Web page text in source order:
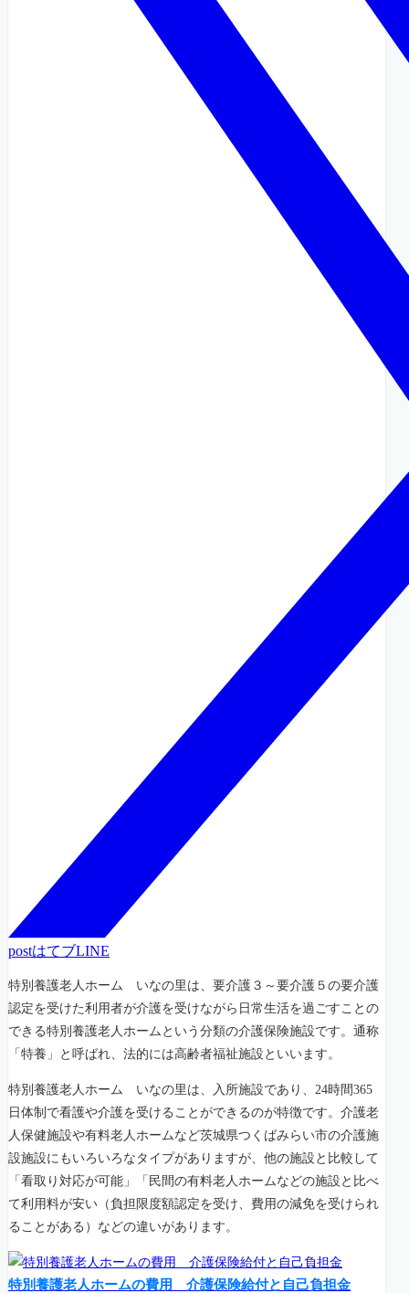
postはてブLINE
特別養護老人ホーム いなの里は、要介護３～要介護５の要介護
認定を受けた利用者が介護を受けながら日常生活を過ごすことの
できる特別養護老人ホームという分類の介護保険施設です。通称
「特養」と呼ばれ、法的には高齢者福祉施設といいます。
特別養護老人ホーム いなの里は、入所施設であり、24時間365
日体制で看護や介護を受けることができるのが特徴です。介護老
人保健施設や有料老人ホームなど茨城県つくばみらい市の介護施
設施設にもいろいろなタイプがありますが、他の施設と比較して
「看取り対応が可能」「民間の有料老人ホームなどの施設と比べ
て利用料が安い（負担限度額認定を受け、費用の減免を受けられ
ることがある）などの違いがあります。
特別養護老人ホームの費用 介護保険給付と自己負担金